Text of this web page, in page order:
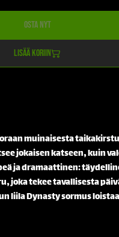
Osta nyt
Lisää koriin
muinaisesta
jokaisen katseen, kuin
ja dramaattinen:
joka tekee tavallisesta
liila Dynasty sormus